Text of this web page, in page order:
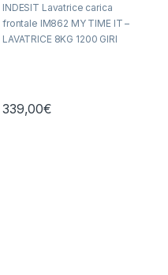
INDESIT Lavatrice carica
frontale IM862 MY TIME IT –
LAVATRICE 8KG 1200 GIRI
339,00€